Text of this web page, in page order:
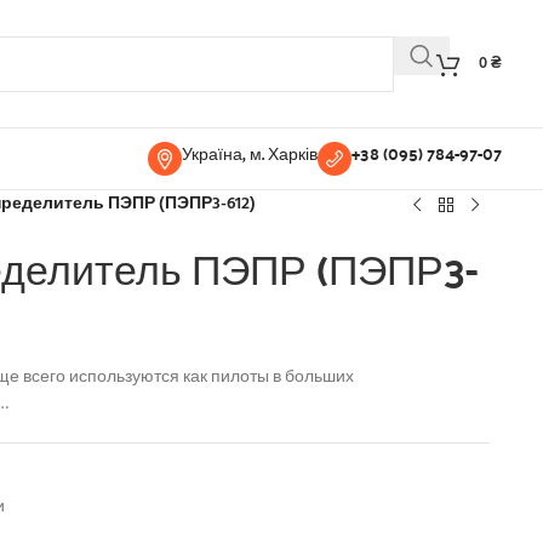
0₴
Україна, м. Харків +38 (095) 784-97-07
ПЭПР (ПЭПР3-612)
ПЭПР (ПЭПР3-
всего используются как пилоты в больших